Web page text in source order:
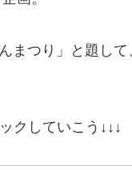
まつり」と題し
クしていこう↓↓↓